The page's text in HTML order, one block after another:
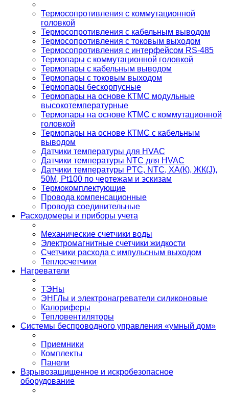
Термосопротивления с коммутационной
головкой
Термосопротивления с кабельным выводом
Термосопротивления с токовым выходом
Термосопротивления с интерфейсом RS-485
Термопары с коммутационной головкой
Термопары с кабельным выводом
Термопары с токовым выходом
Термопары бескорпусные
Термопары на основе КТМС модульные
высокотемпературные
Термопары на основе КТМС с коммутационной
головкой
Термопары на основе КТМС с кабельным
выводом
Датчики температуры для HVAC
Датчики температуры NTC для HVAC
Датчики температуры PTС, NTC, ХА(К), ЖК(J),
50М, Pt100 по чертежам и эскизам
Термокомплектующие
Провода компенсационные
Провода соединительные
Расходомеры и приборы учета
Механические счетчики воды
Электромагнитные счетчики жидкости
Счетчики расхода с импульсным выходом
Теплосчетчики
Нагреватели
ТЭНы
ЭНГЛы и электронагреватели силиконовые
Калориферы
Тепловентиляторы
Системы беспроводного управления «умный дом»
Приемники
Комплекты
Панели
Взрывозащищенное и искробезопасное
оборудование